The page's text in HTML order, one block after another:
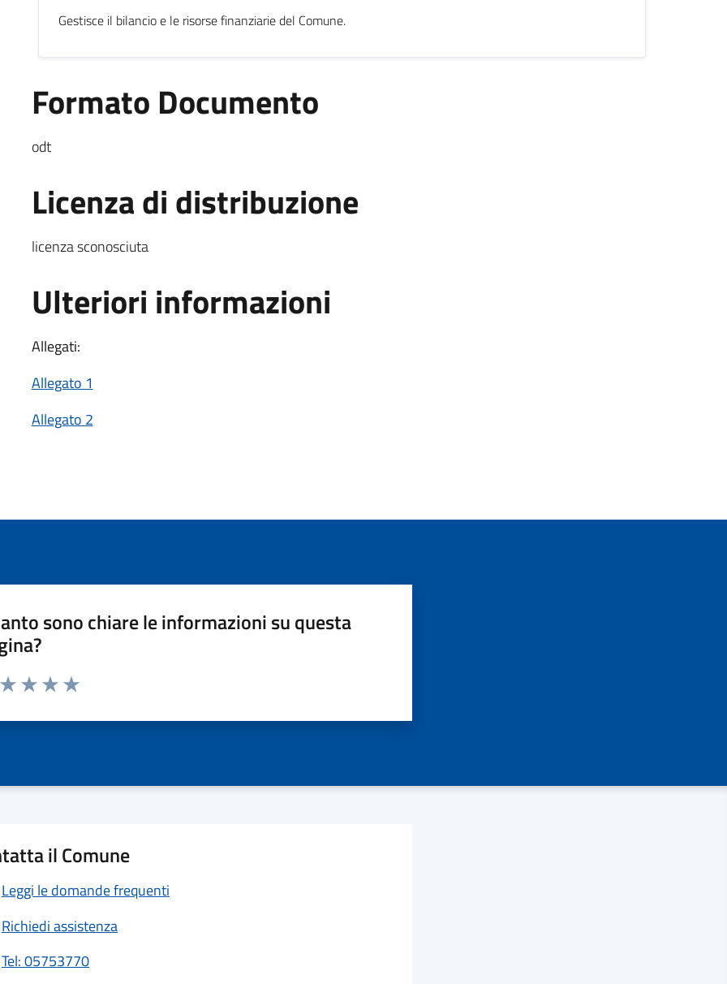
Gestisce il bilancio e le risorse finanziarie del Comune.
Formato Documento
odt
Licenza di distribuzione
licenza sconosciuta
Ulteriori informazioni
Allegati:
Allegato 1
Allegato 2
sono chiare le informazioni su questa
da 1 a 5 stelle la pagina
il Comune
Leggi le domande frequenti
Richiedi assistenza
Tel: 05753770